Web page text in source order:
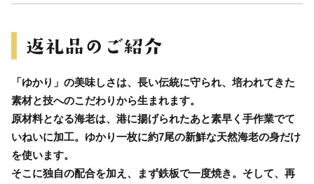
「ゆかり」の美味しさは、長い伝統に守られ、培われてきた
素材と技へのこだわりから生まれます。
原材料となる海老は、港に揚げられたあと素早く手作業でて
いねいに加工。ゆかり一枚に約7尾の新鮮な天然海老の身だけ
を使います。
そこに独自の配合を加え、まず鉄板で一度焼き。そして、再